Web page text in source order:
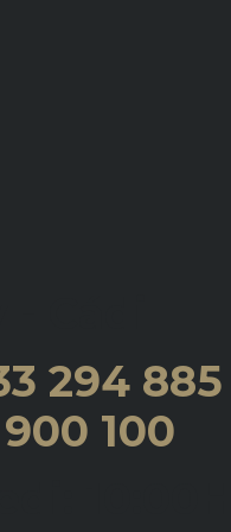
294 885
100